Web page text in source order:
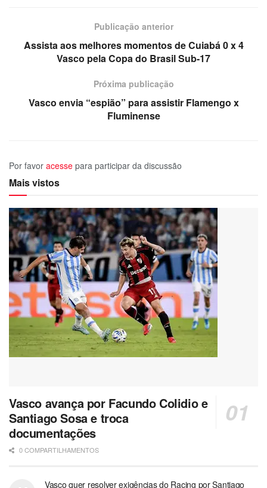
Publicação anterior
Assista aos melhores momentos de Cuiabá 0 x 4
Vasco pela Copa do Brasil Sub-17
Próxima publicação
Vasco envia “espião” para assistir Flamengo x
Fluminense
Por favor acesse para participar da discussão
Mais vistos
Vasco avança por Facundo Colidio e
Santiago Sosa e troca
documentações
0 COMPARTILHAMENTOS
Vasco quer resolver exigências do Racing por Santiago